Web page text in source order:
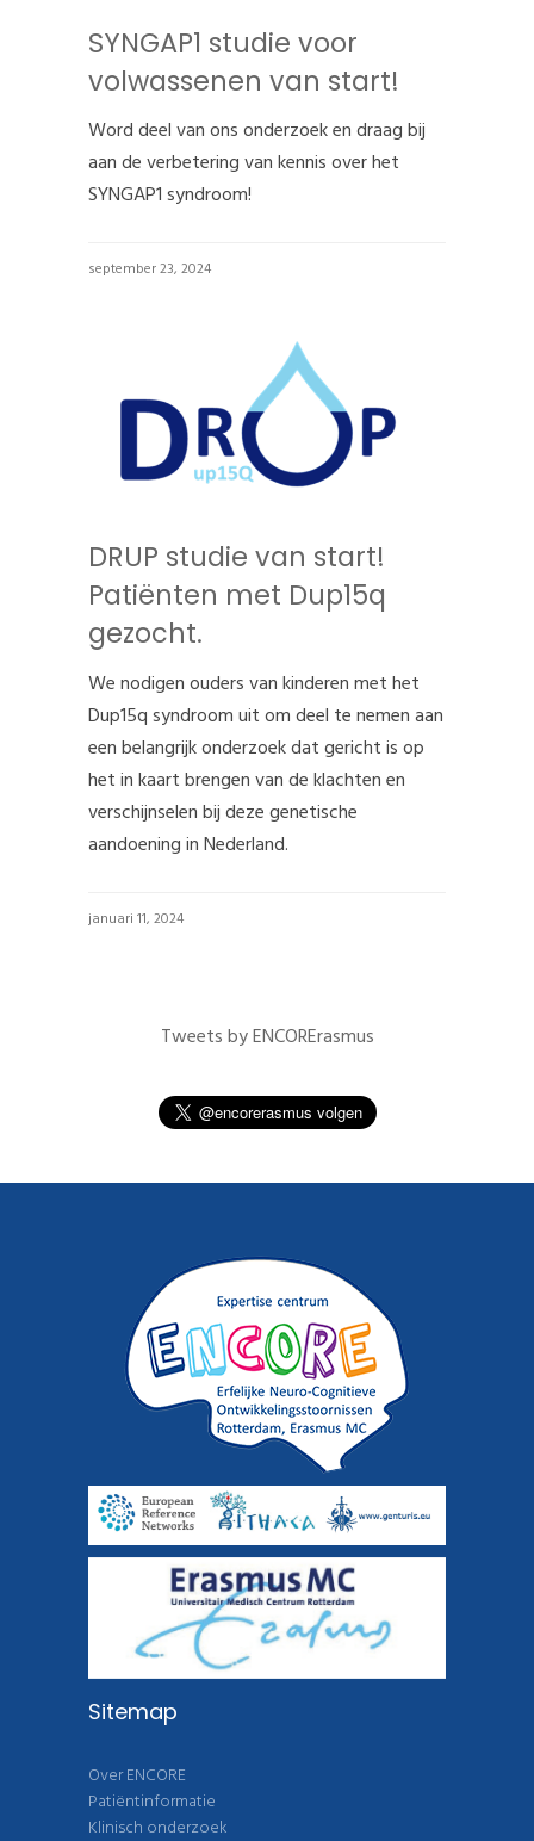
SYNGAP1 studie voor
volwassenen van start!
Word deel van ons onderzoek en draag bij
aan de verbetering van kennis over het
SYNGAP1 syndroom!
september 23, 2024
DRUP studie van start!
Patiënten met Dup15q
gezocht.
We nodigen ouders van kinderen met het
Dup15q syndroom uit om deel te nemen aan
een belangrijk onderzoek dat gericht is op
het in kaart brengen van de klachten en
verschijnselen bij deze genetische
aandoening in Nederland.
januari 11, 2024
Tweets by ENCORErasmus
Sitemap
Over ENCORE
Patiëntinformatie
Klinisch onderzoek